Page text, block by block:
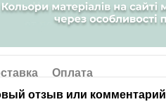
Оплата
отзыв или комментарий